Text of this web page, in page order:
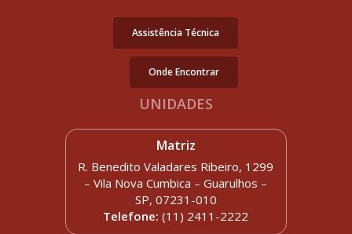
Assistência Técnica
Onde Encontrar
UNIDADES
Matriz
R. Benedito Valadares Ribeiro, 1299
– Vila Nova Cumbica – Guarulhos –
SP, 07231-010
Telefone:(11) 2411-2222